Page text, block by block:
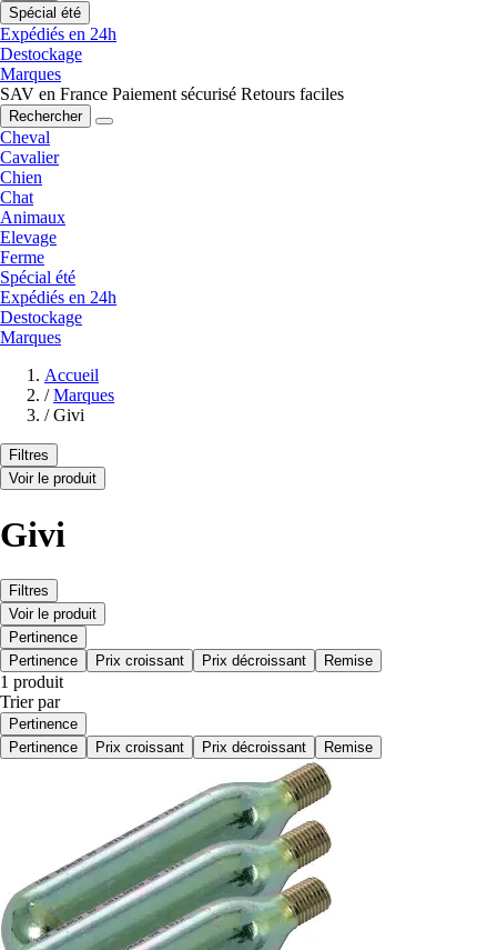
Spécial été
Expédiés en 24h
Destockage
Marques
SAV en France Paiement sécurisé Retours faciles
Rechercher
Cheval
Cavalier
Chien
Chat
Animaux
Elevage
Ferme
Spécial été
Expédiés en 24h
Destockage
Marques
Accueil
/ Marques
/ Givi
Filtres
Voir le produit
Givi
Filtres
Voir le produit
Pertinence
Pertinence
Prix croissant Prix décroissant Remise
1 produit
Trier par
Pertinence
Pertinence
Prix croissant Prix décroissant Remise